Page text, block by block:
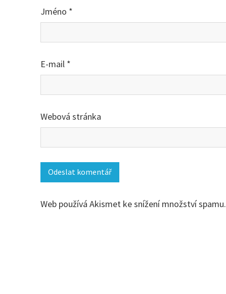
Jméno *
E-mail *
Webová stránka
Web používá Akismet ke snížení množství spamu.